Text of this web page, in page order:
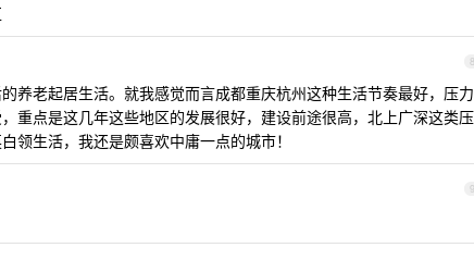
8
养老起居生活。就我感觉而言成都重庆杭州这种生活节奏最好，压力
重点是这几年这些地区的发展很好，建设前途很高，北上广深这类压
领生活，我还是颇喜欢中庸一点的城市！
9